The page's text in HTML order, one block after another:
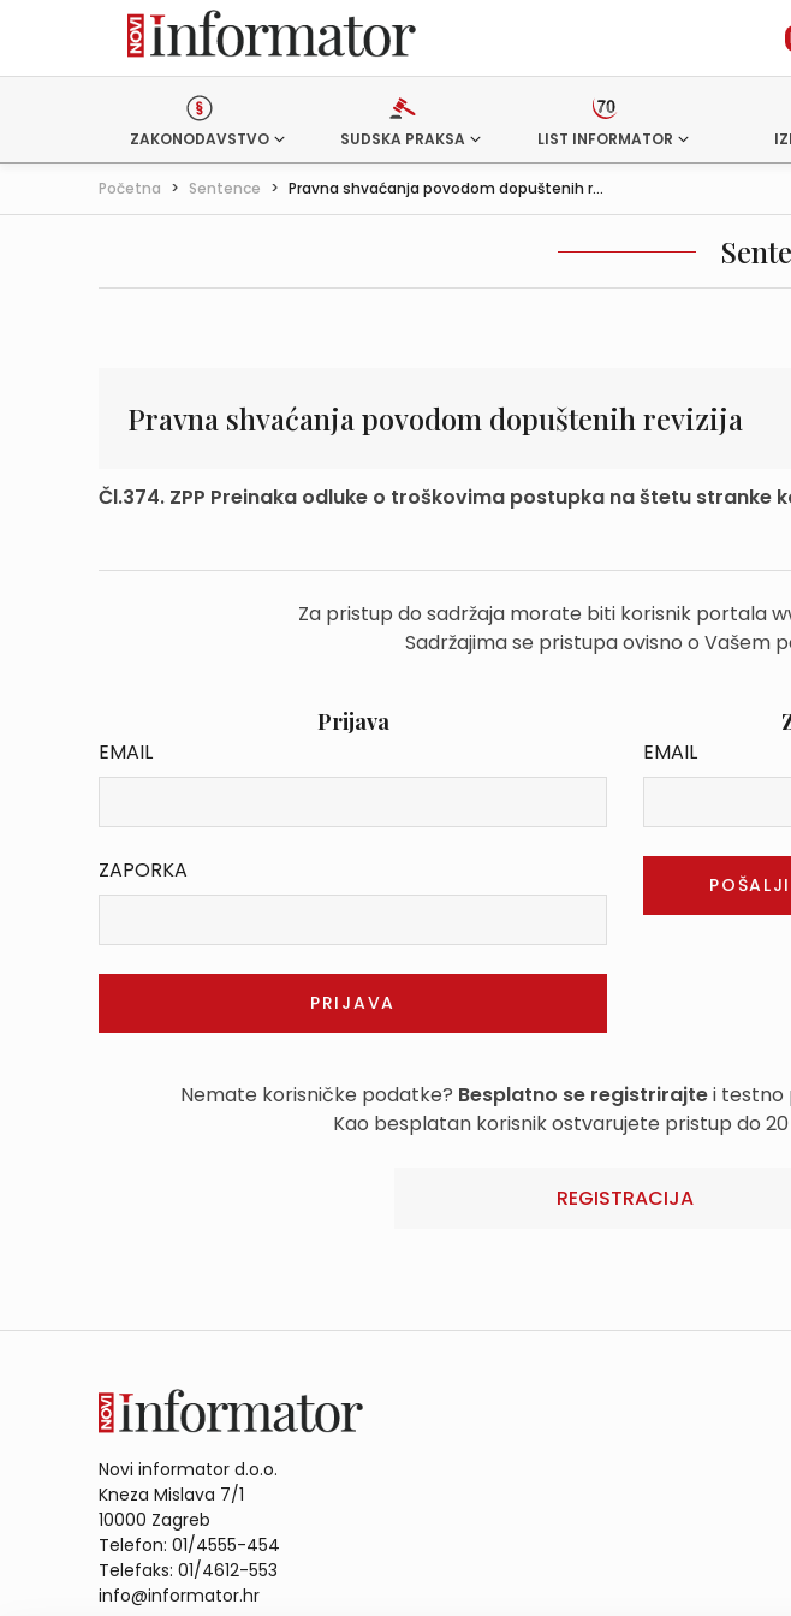
ZAKONODAVSTVO SUDSKA PRAKSA LIST INFORMATOR
Početna > Sentence > Pravna shvaćanja povodom dopuštenih r...
Pravna shvaćanja povodom dopuštenih revizija
Čl.374. ZPP Preinaka odluke o troškovima postupka na štetu stranke
Za pristup do sadržaja morate biti korisnik portala
Sadržajima se pristupa ovisno o Vašem
Prijava
EMAIL
ZAPORKA
EMAIL
Nemate korisničke podatke? Besplatno se registrirajtei testno
Kao besplatan korisnik ostvarujete pristup do
REGISTRACIJA
Novi informator d.o.o.
Kneza Mislava 7/1
10000 Zagreb
Telefon: 01/4555-454
Telefaks: 01/4612-553
info@informator.hr